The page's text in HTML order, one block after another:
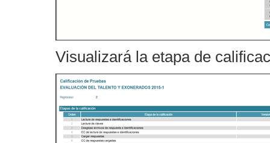
Visualizará la etapa de